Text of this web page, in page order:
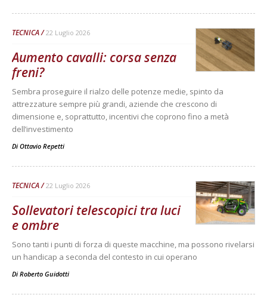
TECNICA 22 Luglio 2026
Aumento cavalli: corsa senza
freni?
Sembra proseguire il rialzo delle potenze medie, spinto da
attrezzature sempre più grandi, aziende che crescono di
dimensione e, soprattutto, incentivi che coprono fino a metà
dell’investimento
Di Ottavio Repetti
TECNICA 22 Luglio 2026
Sollevatori telescopici tra luci
e ombre
Sono tanti i punti di forza di queste macchine, ma possono rivelarsi
un handicap a seconda del contesto in cui operano
Di Roberto Guidotti